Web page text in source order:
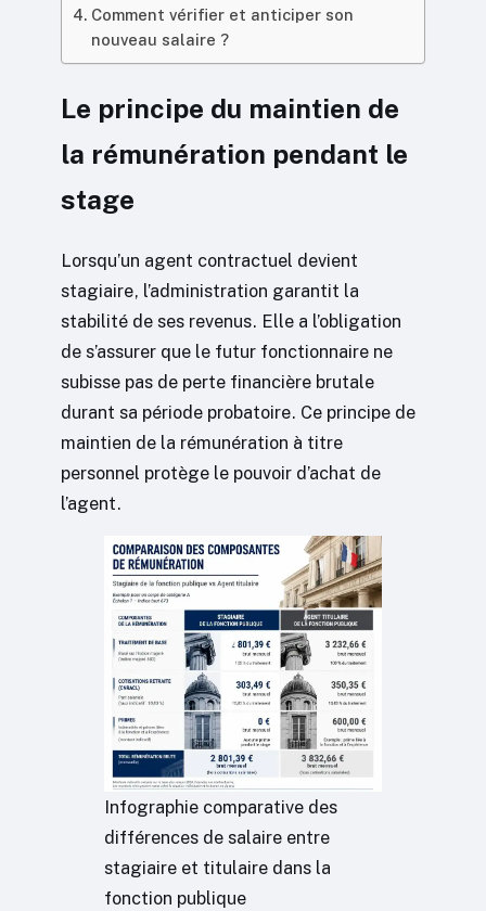
Comment vérifier et anticiper son
nouveau salaire ?
Le principe du maintien de
la rémunération pendant le
stage
Lorsqu’un agent contractuel devient
stagiaire, l’administration garantit la
stabilité de ses revenus. Elle a l’obligation
de s’assurer que le futur fonctionnaire ne
subisse pas de perte financière brutale
durant sa période probatoire. Ce principe de
maintien de la rémunération à titre
personnel protège le pouvoir d’achat de
l’agent.
Infographie comparative des
différences de salaire entre
stagiaire et titulaire dans la
fonction publique